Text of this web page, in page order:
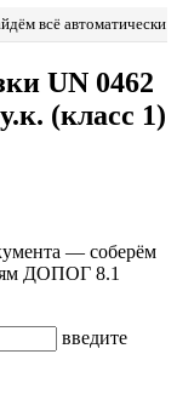
всё автоматически
UN 0462
(класс 1)
— соберём
ДОПОГ 8.1
введите